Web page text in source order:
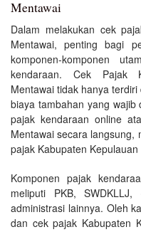
Mentawai
Dalam melakukan cek
Mentawai, penting bagi
komponen-komponen
kendaraan. Cek Pajak
Mentawai tidak hanya
biaya tambahan yang wajib
pajak kendaraan online
Mentawai secara langsung,
pajak Kabupaten
Komponen pajak
meliputi PKB,
administrasi lainnya. Oleh
dan cek pajak Kabupaten